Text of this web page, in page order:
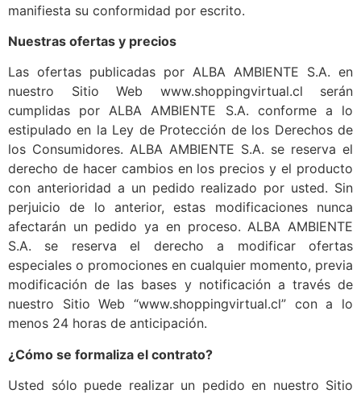
manifiesta su conformidad por escrito.
Nuestras ofertas y precios
Las ofertas publicadas por ALBA AMBIENTE S.A. en
nuestro Sitio Web www.shoppingvirtual.cl serán
cumplidas por ALBA AMBIENTE S.A. conforme a lo
estipulado en la Ley de Protección de los Derechos de
los Consumidores. ALBA AMBIENTE S.A. se reserva el
derecho de hacer cambios en los precios y el producto
con anterioridad a un pedido realizado por usted. Sin
perjuicio de lo anterior, estas modificaciones nunca
afectarán un pedido ya en proceso. ALBA AMBIENTE
S.A. se reserva el derecho a modificar ofertas
especiales o promociones en cualquier momento, previa
modificación de las bases y notificación a través de
nuestro Sitio Web “www.shoppingvirtual.cl” con a lo
menos 24 horas de anticipación.
¿Cómo se formaliza el contrato?
Usted sólo puede realizar un pedido en nuestro Sitio